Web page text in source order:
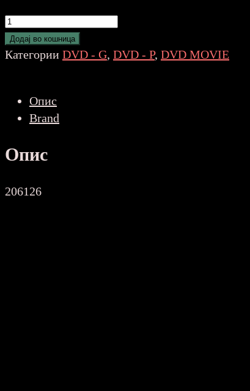
Movie-
Gangster
Collection
DVD
GB
Додај во кошница
Категории DVD - G, DVD - P, DVD MOVIE
Опис
Brand
Опис
206126